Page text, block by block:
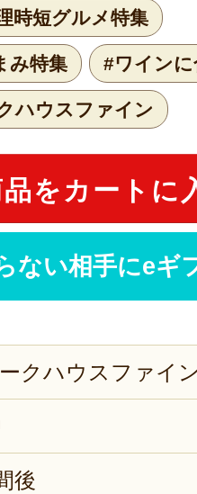
時短グルメ特集
み特集 #ワイン
ハウスファイン
をカートに
ない相手にeギ
クハウスファイ
後